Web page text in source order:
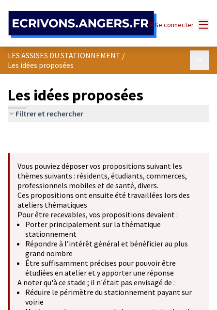
Se connecter
LES ASSISES DU STATIONNEMENT /
Les idées proposées
Les idées proposées
Filtrer et rechercher
Vous pouviez déposer vos propositions suivant les
thèmes suivants : résidents, étudiants, commerces,
professionnels mobiles et de santé, divers.
Ces propositions ont ensuite été travaillées lors des
ateliers thématiques
Pour être recevables, vos propositions devaient :
Porter principalement sur la thématique
stationnement
Répondre à l’intérêt général et bénéficier au plus
grand nombre
Être suffisamment précises pour pouvoir être
étudiées en atelier et y apporter une réponse
A noter qu'à ce stade ; il n'était pas envisagé de :
Réduire le périmètre du stationnement payant sur
voirie